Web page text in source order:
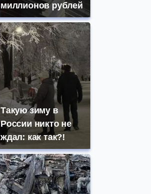
миллионов рублей
Такую зиму в
России никто не
ждал: как так?!